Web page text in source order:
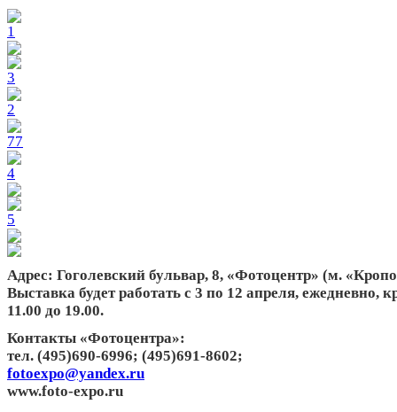
Адрес: Гоголевский бульвар, 8, «Фотоцентр» (м.
Выставка будет работать с 3 по 12 апреля, ежедневно,
11.00 до 19.00.
Контакты «Фотоцентра»:
тел. (495)690-6996; (495)691-8602;
fotoexpo@yandex.ru
www.foto-expo.ru